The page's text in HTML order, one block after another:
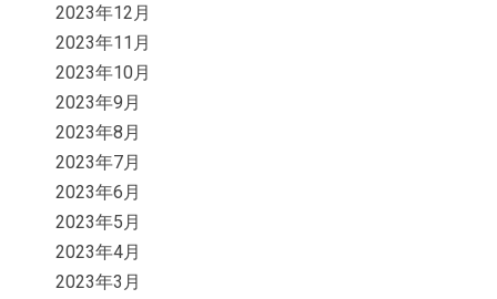
2023年12月
2023年11月
2023年10月
2023年9月
2023年8月
2023年7月
2023年6月
2023年5月
2023年4月
2023年3月